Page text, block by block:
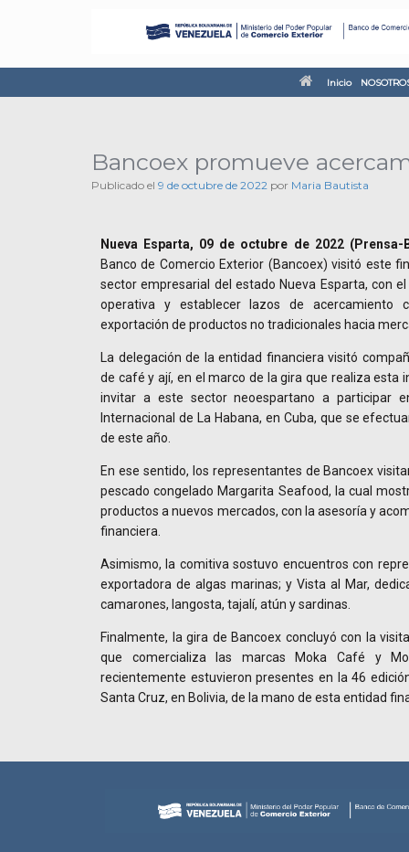
Inicio
Bancoex promueve
Publicado el 9 de octubre de 2022 por Maria Bautista
Nueva Esparta, 09 de octubre de 2022 (Prensa-
Banco de Comercio Exterior (Bancoex) visitó este
sector empresarial del estado Nueva Esparta, con
operativa y establecer lazos de acercamiento
exportación de productos no tradicionales hacia
La delegación de la entidad financiera visitó
de café y ají, en el marco de la gira que realiza esta
invitar a este sector neoespartano a participar
Internacional de La Habana, en Cuba, que se
de este año.
En ese sentido, los representantes de Bancoex
pescado congelado Margarita Seafood, la cual
productos a nuevos mercados, con la asesoría y
financiera.
Asimismo, la comitiva sostuvo encuentros con
exportadora de algas marinas; y Vista al Mar,
camarones, langosta, tajalí, atún y sardinas.
Finalmente, la gira de Bancoex concluyó con la
que comercializa las marcas Moka Café y
recientemente estuvieron presentes en la 46
Santa Cruz, en Bolivia, de la mano de esta entidad